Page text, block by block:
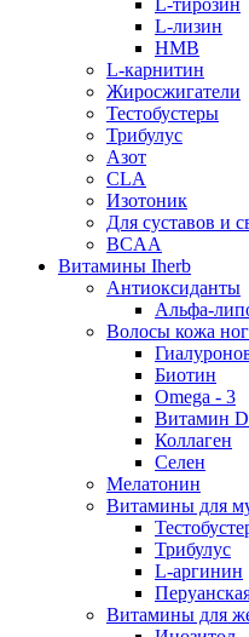
L-тирозин
L-лизин
HMB
L-карнитин
Жиросжигатели
Тестобустеры
Трибулус
Азот
CLA
Изотоник
Для суставов и
BCAA
Витамины Iherb
Антиоксиданты
Альфа-
Волосы кожа
Биотин
Omega - 3
Витамин
Коллаген
Селен
Мелатонин
Витамины для
Трибулус
L-аргинин
Витамины для